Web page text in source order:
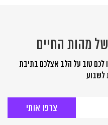
מהות החיים
לכם טוב על הלב אצלכם בתיבת
לשבוע